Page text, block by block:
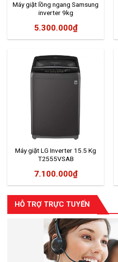
HỖ TRỢ TRỰC TUYẾN
Máy giặt lồng ngang Samsung
inverter 9kg
5.300.000₫
Máy giặt LG Inverter 15.5 Kg
T2555VSAB
7.100.000₫